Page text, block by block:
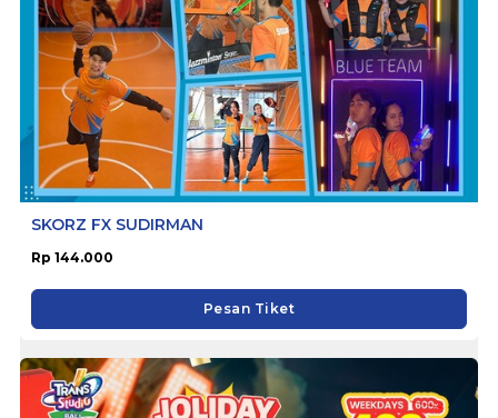
SKORZ FX SUDIRMAN
Rp 144.000
Pesan Tiket